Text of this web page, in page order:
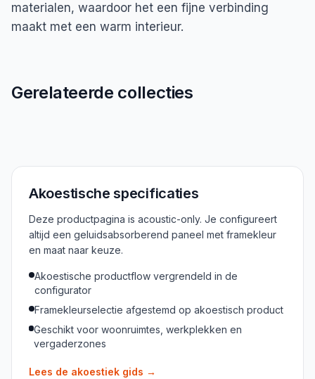
materialen, waardoor het een fijne verbinding
maakt met een warm interieur.
Gerelateerde collecties
Akoestische specificaties
Deze productpagina is acoustic-only. Je configureert
altijd een geluidsabsorberend paneel met framekleur
en maat naar keuze.
Akoestische productflow vergrendeld in de
configurator
Framekleurselectie afgestemd op akoestisch product
Geschikt voor woonruimtes, werkplekken en
vergaderzones
Lees de akoestiek gids →